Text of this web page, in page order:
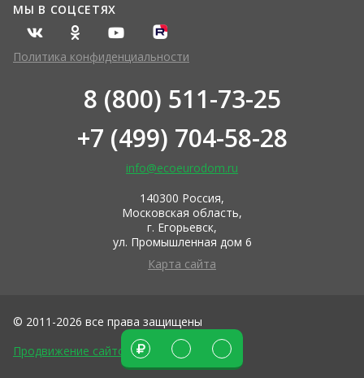
МЫ В СОЦСЕТЯХ
Политика конфиденциальности
8 (800) 511-73-25
+7 (499) 704-58-28
info@ecoeurodom.ru
140300 Россия,
Московская область,
г. Егорьевск,
ул. Промышленная дом 6
Карта сайта
© 2011-2026 все права защищены
Продвижение сайтов DIUS